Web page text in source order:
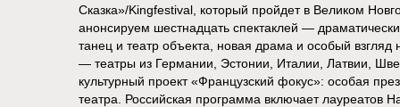
Сказка»/Kingfestival, который пройдет в Великом
анонсируем шестнадцать спектаклей —
танец и театр объекта, новая драма и особый
— театры из Германии, Эстонии, Италии, Латвии,
культурный проект «Французский фокус»: особая
театра. Российская программа включает лауреатов